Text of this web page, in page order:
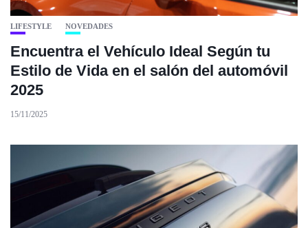
LIFESTYLE NOVEDADES
Encuentra el Vehículo Ideal Según tu
Estilo de Vida en el salón del automóvil
2025
15/11/2025